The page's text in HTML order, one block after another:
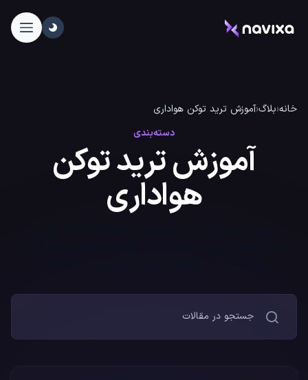
خانه‹بلاگ‹آموزش ترید توکن هواداری
دسته‌بندی
آموزش ترید توکن
هواداری